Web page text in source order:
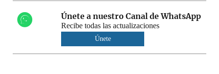
Únete a nuestro Canal de WhatsApp
Recibe todas las actualizaciones
Únete